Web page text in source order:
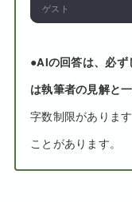
ゲスト
●AIの回答は、必ず
は執筆者の見解と
字数制限がありま
ことがあります。